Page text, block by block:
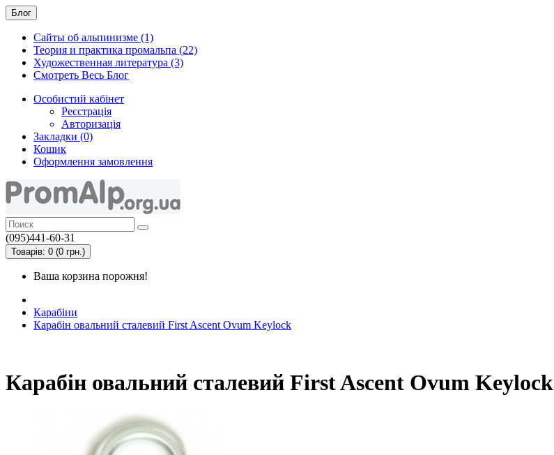
Блог
Сайты об альпинизме (1)
Теория и практика промальпа (22)
Художественная литература (3)
Смотреть Весь Блог
Особистий кабінет
Реєстрація
Авторизація
Закладки (0)
Кошик
Оформлення замовлення
(095)441-60-31
Товарів: 0 (0 грн.)
Ваша корзина порожня!
Карабіни
Карабін овальний сталевий First Ascent Ovum Keylock
Карабін овальний сталевий First Ascent Ovum Keylock